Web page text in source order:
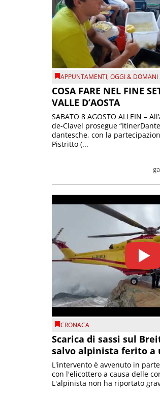
APPUNTAMENTI,OGGI & DOMANI
COSA FARE NEL FINE
VALLE D’AOSTA
SABATO 8 AGOSTO ALLEIN –
de-Clavel prosegue
dantesche, con la
Pistritto (...
CRONACA
Scarica di sassi sul
salvo alpinista ferito a
L'intervento è avvenuto in
con l'elicottero a causa delle
L'alpinista non ha riportato